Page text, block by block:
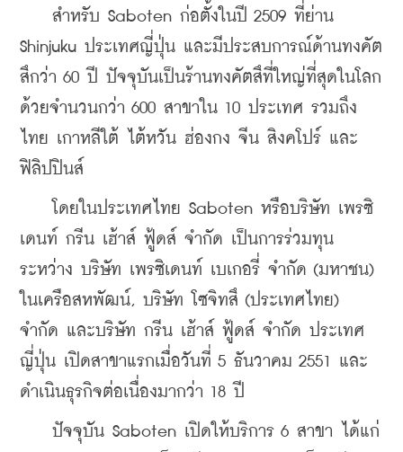
สำหรับ Saboten ก่อตั้งในปี 2509 ที่ย่าน
Shinjuku ประเทศญี่ปุ่น และมีประสบการณ์ด้านทงคัต
สึกว่า 60 ปี ปัจจุบันเป็นร้านทงคัตสึที่ใหญ่ที่สุดในโลก
ด้วยจำนวนกว่า 600 สาขาใน 10 ประเทศ รวมถึง
ไทย เกาหลีใต้ ไต้หวัน ฮ่องกง จีน สิงคโปร์ และ
ฟิลิปปินส์
โดยในประเทศไทย Saboten หรือบริษัท เพรซิ
เดนท์ กรีน เฮ้าส์ ฟู้ดส์ จำกัด เป็นการร่วมทุน
ระหว่าง บริษัท เพรซิเดนท์ เบเกอรี่ จำกัด (มหาชน)
ในเครือสหพัฒน์, บริษัท โซจิทสึ (ประเทศไทย)
จำกัด และบริษัท กรีน เฮ้าส์ ฟู้ดส์ จำกัด ประเทศ
ญี่ปุ่น เปิดสาขาแรกเมื่อวันที่ 5 ธันวาคม 2551 และ
ดำเนินธุรกิจต่อเนื่องมากว่า 18 ปี
ปัจจุบัน Saboten เปิดให้บริการ 6 สาขา ได้แก่